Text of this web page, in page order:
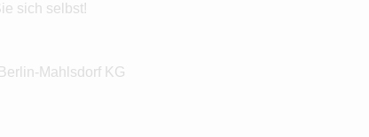
sich selbst!
Mahlsdorf KG